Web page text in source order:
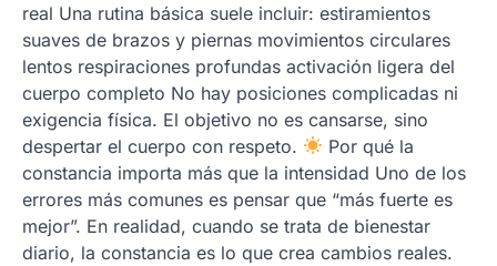
real Una rutina básica suele incluir: estiramientos
suaves de brazos y piernas movimientos circulares
lentos respiraciones profundas activación ligera del
cuerpo completo No hay posiciones complicadas ni
exigencia física. El objetivo no es cansarse, sino
despertar el cuerpo con respeto.
Por qué la
constancia importa más que la intensidad Uno de los
errores más comunes es pensar que “más fuerte es
mejor”. En realidad, cuando se trata de bienestar
diario, la constancia es lo que crea cambios reales.